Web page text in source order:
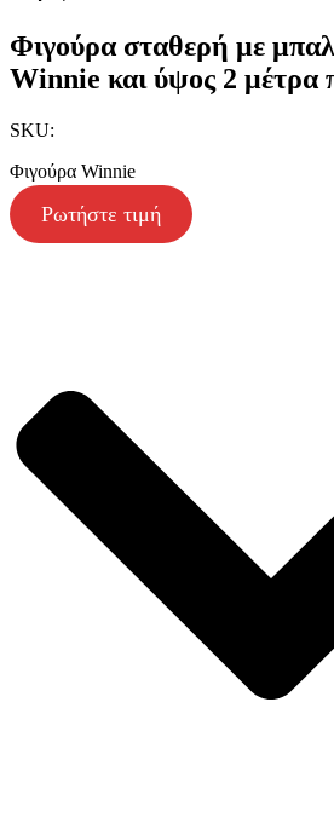
Φιγούρα σταθερή με
Winnie και ύψος 2 μέτρα
SKU:
Φιγούρα Winnie
Ρωτήστε τιμή